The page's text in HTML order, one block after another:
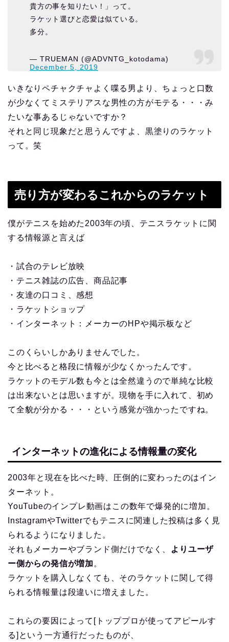
貴方の事を知りたい！」って。
ラケット選びと恋愛は似ている。
多分。
— TRUEMAN (@ADVNTG_kotodama)
December 5, 2019
いきなりペチャクチャよく喋る男より、ちょっと口数
が少なくてミステリアスな男性の方がモテる・・・み
たいな事あるじゃないですか？
それと同じ現象だと思うんですよ、黒塗りのラケット
って。笑
売り方が変わるこれからのラケット
僕がテニスを始めた2003年の頃、テニスラケットに関
する情報源と言えば
・試合のテレビ放映
・テニス雑誌の広告、商品記事
・友達の口コミ、感想
・ラケットショップ
・インターネット：メーカーのHPや掲示板など
このくらいしかありませんでした。
今と比べると格段に情報が少なくかったんです。
ラケットのモデル数も今とは全然違うので単純な比較
は出来ないとは思いますが。現物を手に入れて、初め
て全貌が分かる・・・という感覚が強かったですね。
インターネットの進化による情報量の変化
2003年と現在を比べた時、圧倒的に変わったのはイン
ターネット。
YouTubeのインプレ動画はこの数年で爆発的に増加。
InstagramやTwitterでもテニスに関連した投稿は多く見
られるようになりました。
それもメーカーやブランド側だけでなく、
よりユーザ
ー側からの発信が増加 。
ラケットを購入しなくても、そのラケットに関して得
られる情報量は段違いに増えました。
これらの要因によって[トッププロが使ってアピールす
る]という一方通行だったものが、